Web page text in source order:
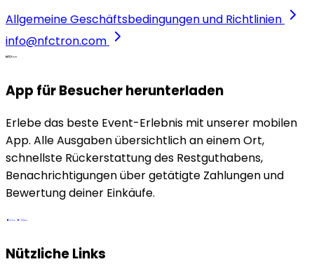
Allgemeine Geschäftsbedingungen und Richtlinien
info@nfctron.com
App für Besucher herunterladen
Erlebe das beste Event-Erlebnis mit unserer mobilen
App. Alle Ausgaben übersichtlich an einem Ort,
schnellste Rückerstattung des Restguthabens,
Benachrichtigungen über getätigte Zahlungen und
Bewertung deiner Einkäufe.
Nützliche Links